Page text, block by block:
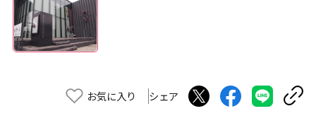
お気に入り シェア